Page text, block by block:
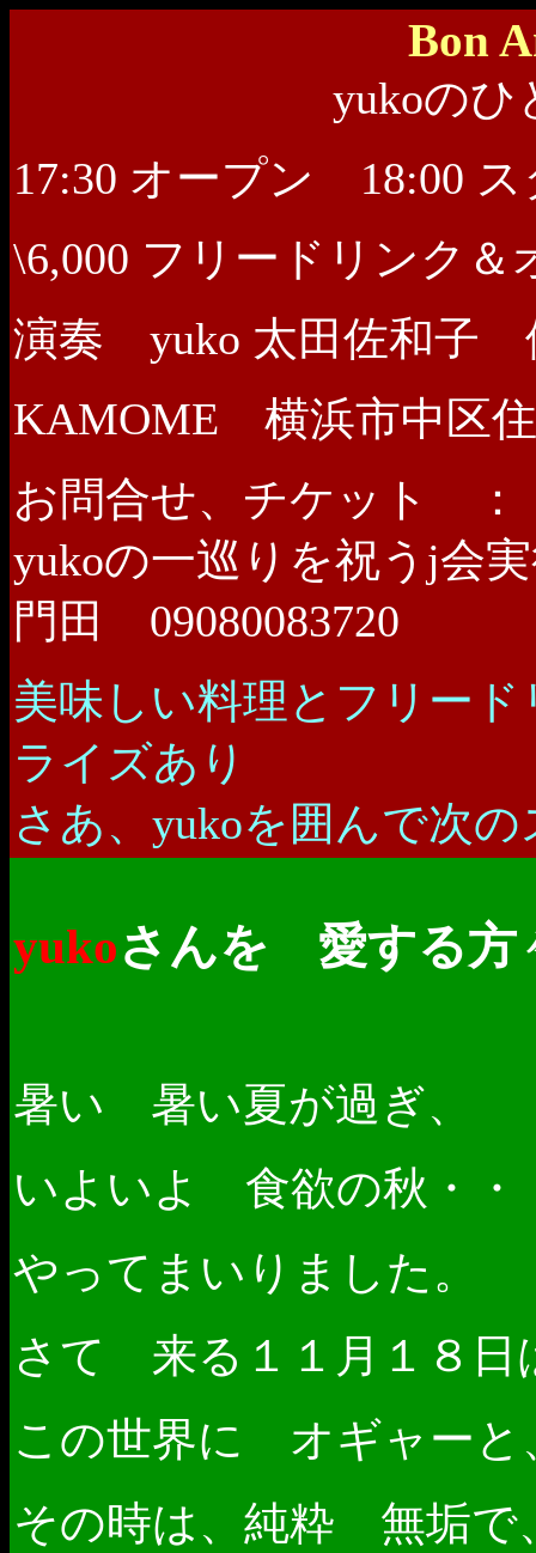
Bon
yukoのひ
17:30 オープン 18:00 ス
\6,000 フリードリンク＆
演奏 yuko 太田佐和子
KAMOME 横浜市中区住
お問合せ、チケット ：
yukoの一巡りを祝うj会
門田 09080083720
美味しい料理とフリー
ライズあり
さあ、yukoを囲んで次
yukoさんを 愛
暑い 暑い夏が過ぎ、
いよいよ 食欲の秋・・
やってまいりました。
さて 来る１１月１８日
この世界に オギャーと
その時は、純粋 無垢で